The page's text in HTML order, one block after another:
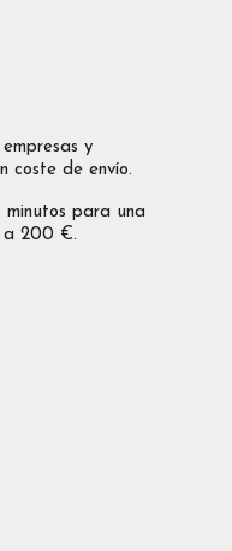
y
coste de envío.
minutos para una
a 200 €.